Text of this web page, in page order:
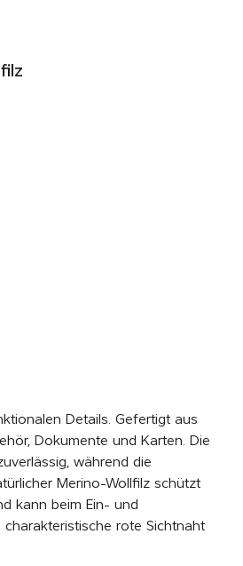
Details. Gefertigt aus
Dokumente und Karten. Die
während die
Merino-Wollfilz schützt
kann beim Ein- und
rote Sichtnaht